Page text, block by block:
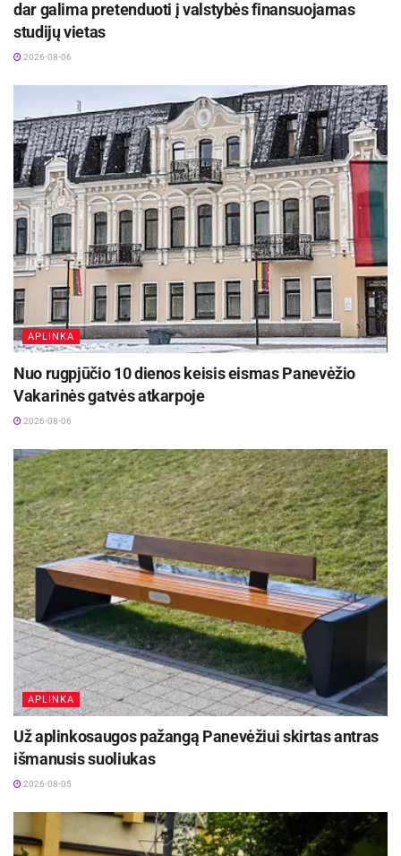
Panevėžio sporto centras
dar galima pretenduoti į valstybės finansuojamas
studijų vietas
2026-08-06
APLINKA
Nuo rugpjūčio 10 dienos keisis eismas Panevėžio
Vakarinės gatvės atkarpoje
2026-08-06
APLINKA
Už aplinkosaugos pažangą Panevėžiui skirtas antras
išmanusis suoliukas
2026-08-05